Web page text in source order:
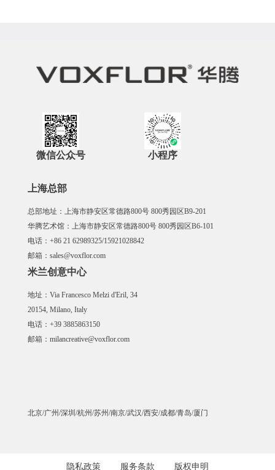
微信公众号 小程序
上海总部
总部地址：上海市静安区常德路800号 800秀园区B9-201
华腾艺术馆：上海市静安区常德路800号 800秀园区B6-101
电话：+86 21 62989325/15921028842
邮箱：sales@voxflor.com
米兰创意中心
地址：Via Francesco Melzi d'Eril, 34
20154, Milano, Italy
电话：+39 3885863150
邮箱：milancreative@voxflor.com
北京/广州/深圳/杭州/苏州/南京/武汉/西安/成都/青岛/厦门
隐私政策 服务条款 版权申明